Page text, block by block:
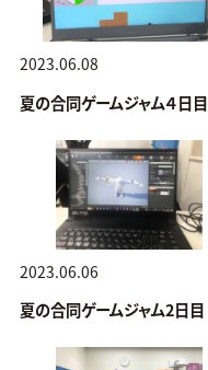
2023.06.08
夏の合同ゲームジャム４日目
2023.06.06
夏の合同ゲームジャム2日目